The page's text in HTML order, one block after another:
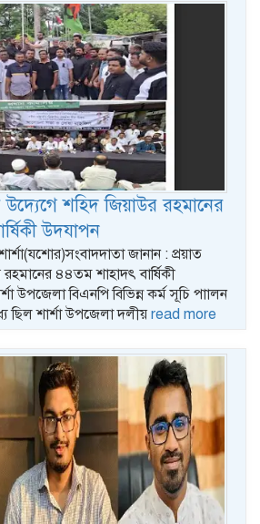
উদ্যেগে শহিদ জিয়াউর রহমানের
উদযাপন
জানান : প্রয়াত
রহমানের ৪৪তম শাহাদৎ বার্ষিকী
উপজেলা বিএনপি বিভিন্ন কর্ম সূচি পাালন
ছিল শার্শা উপজেলা দলীয়read more